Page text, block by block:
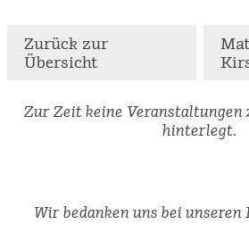
Zurück zur
Übersicht
Zur Zeit keine Veranstaltungen
hinterlegt.
Wir bedanken uns bei